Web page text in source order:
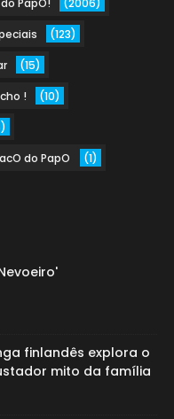
PapO! (2006)
(123)
(15)
! (10)
do PapO (1)
finlandês explora o
mito da família